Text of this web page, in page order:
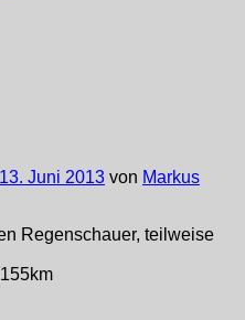
13. Juni 2013 von Markus
Regenschauer, teilweise